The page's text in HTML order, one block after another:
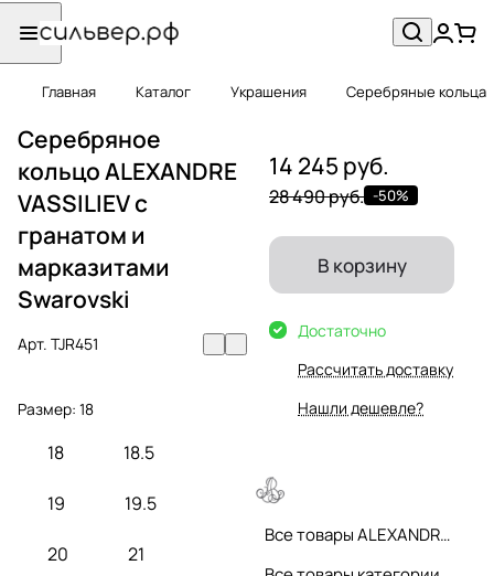
Главная Каталог Украшения Серебряные кольца
Серебряное
кольцо ALEXANDRE
VASSILIEV с
гранатом и
марказитами
Swarovski
Арт. TJR451
Размер: 18
18 18.5
19 19.5
20 21
14 245 руб.
28 490 руб. -50%
В корзину
Достаточно
Рассчитать доставку
Нашли дешевле?
Все товары ALEXANDRE VASSILIEV